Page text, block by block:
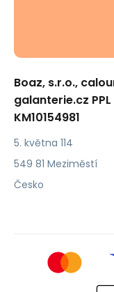
Boaz, s.r.o.,
galanterie.cz
KM10154981
5. května 114
549 81 Meziměstí
Česko